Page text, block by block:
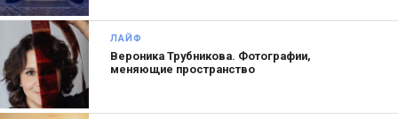
бизнеса через хобби. Монетизировать любовь к
фотографии не получилось. За два месяца я
разочаровалась в коммерческой съемке. А вот
зарабатывать на «веревках» оказалось хорошей
идеей. Я окончила недельные курсы
ЛАЙФ
Вероника Трубникова. Фотографии,
меняющие пространство